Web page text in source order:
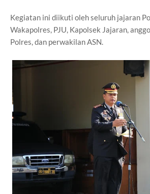
Kegiatan ini diikuti oleh seluruh jajaran
Wakapolres, PJU, Kapolsek Jajaran,
Polres, dan perwakilan ASN.